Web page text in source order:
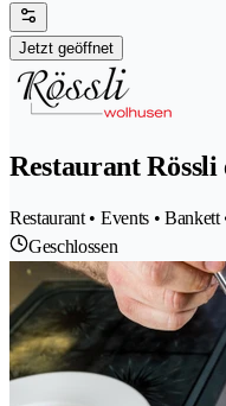
Jetzt geöffnet
Restaurant
Restaurant • Events • Bankett
Geschlossen